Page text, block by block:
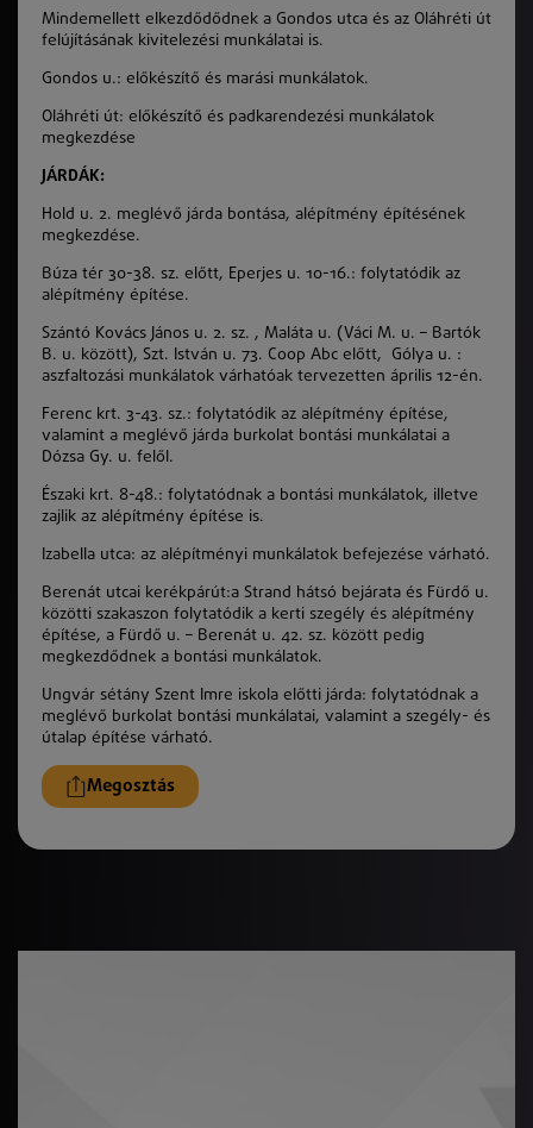
Mindemellett elkezdődődnek a Gondos utca és az Oláhréti út
felújításának kivitelezési munkálatai is.
Gondos u.: előkészítő és marási munkálatok.
Oláhréti út: előkészítő és padkarendezési munkálatok
megkezdése
JÁRDÁK:
Hold u. 2. meglévő járda bontása, alépítmény építésének
megkezdése.
Búza tér 30-38. sz. előtt, Eperjes u. 10-16.: folytatódik az
alépítmény építése.
Szántó Kovács János u. 2. sz. , Maláta u. (Váci M. u. – Bartók
B. u. között), Szt. István u. 73. Coop Abc előtt, Gólya u. :
aszfaltozási munkálatok várhatóak tervezetten április 12-én.
Ferenc krt. 3-43. sz.: folytatódik az alépítmény építése,
valamint a meglévő járda burkolat bontási munkálatai a
Dózsa Gy. u. felől.
Északi krt. 8-48.: folytatódnak a bontási munkálatok, illetve
zajlik az alépítmény építése is.
Izabella utca: az alépítményi munkálatok befejezése várható.
Berenát utcai kerékpárút:a Strand hátsó bejárata és Fürdő u.
közötti szakaszon folytatódik a kerti szegély és alépítmény
építése, a Fürdő u. – Berenát u. 42. sz. között pedig
megkezdődnek a bontási munkálatok.
Ungvár sétány Szent Imre iskola előtti járda: folytatódnak a
meglévő burkolat bontási munkálatai, valamint a szegély- és
útalap építése várható.
Megosztás